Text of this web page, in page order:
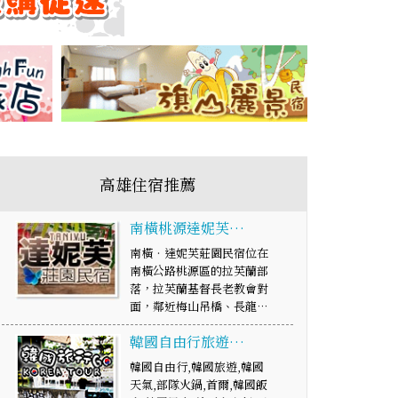
高雄住宿推薦
南橫桃源達妮芙…
南橫‧達妮芙莊園民宿位在
南橫公路桃源區的拉芙蘭部
落，拉芙蘭基督長老教會對
面，鄰近梅山吊橋、長龍…
韓國自由行旅遊…
韓國自由行,韓國旅遊,韓國
天氣,部隊火鍋,首爾,韓國飯